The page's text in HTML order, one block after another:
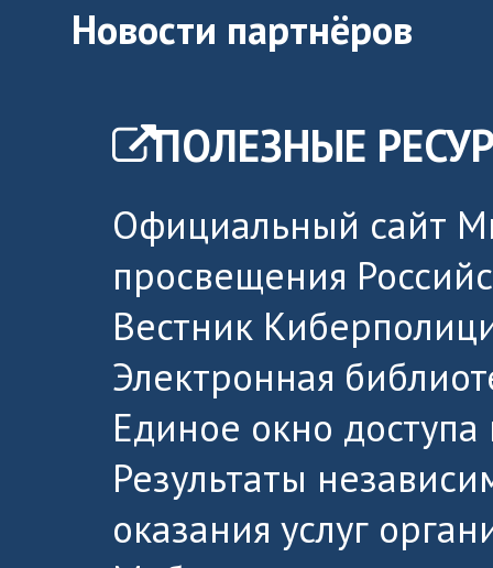
Новости партнёров
ПОЛЕЗНЫЕ
Официальный сайт
просвещения
Вестник
Электронная
Единое окно
Результаты
оказания услуг